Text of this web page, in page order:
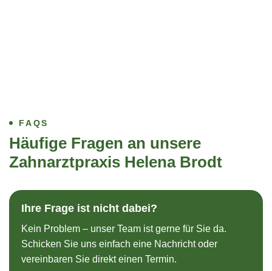
FAQS
Häufige Fragen an unsere
Zahnarztpraxis Helena Brodt
Ihre Frage ist nicht dabei?
Kein Problem – unser Team ist gerne für Sie da.
Schicken Sie uns einfach eine Nachricht oder
vereinbaren Sie direkt einen Termin.